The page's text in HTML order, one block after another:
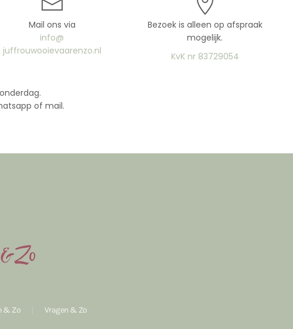
Mail ons via
info@
juffrouwooievaarenzo.nl
Bezoek is alleen op afspraak
mogelijk.
KvK nr 83729054
of mail.
& Zo Vragen & Zo